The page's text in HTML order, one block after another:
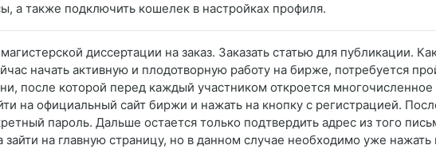
а также подключить кошелек в настройках профиля.
диссертации на заказ. Заказать статью для публикации.
начать активную и плодотворную работу на бирже, потребуется
после которой перед каждый участником откроется
на официальный сайт биржи и нажать на кнопку с регистрацией.
пароль. Дальше остается только подтвердить адрес из того
зайти на главную страницу, но в данном случае необходимо уже